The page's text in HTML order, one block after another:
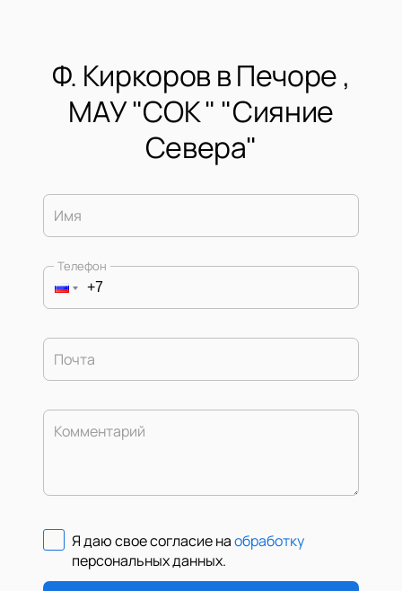
Ф. Киркоров в Печоре ,
МАУ "СОК " "Сияние
Севера"
Имя
Телефон
Почта
Комментарий
Я даю свое согласие наобработку
персональных данных.